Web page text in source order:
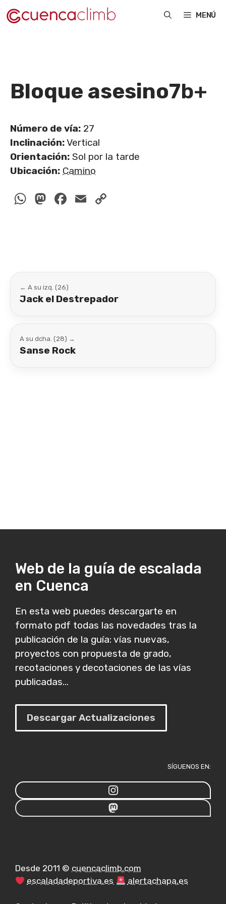
Saltar
al
MENÚ
Bloque asesino7b+
Número de vía: 27
Inclinación:Vertical
Orientación: Sol por la tarde
Ubicación: Camino
WhatsApp
Mastodon
Facebook
Email
← A su izq. (26)
Jack el Destrepador
A su dcha. (28) →
Sanse Rock
Web de la guía de escalada
en Cuenca
En esta web puedes descargarte en
formato pdf todas las novedades tras la
publicación de la guía: vías nuevas,
proyectos con propuesta de grado,
recotaciones y decotaciones de las vías
publicadas...
Descargar Actualizaciones
SÍGUENOS EN:
Desde 2011 © cuencaclimb.com
escaladadeportiva.es
alertachapa.es